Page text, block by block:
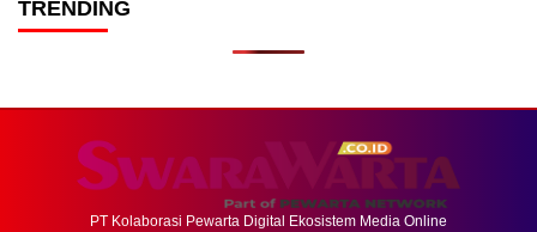
TRENDING
PT Kolaborasi Pewarta Digital Ekosistem Media Online